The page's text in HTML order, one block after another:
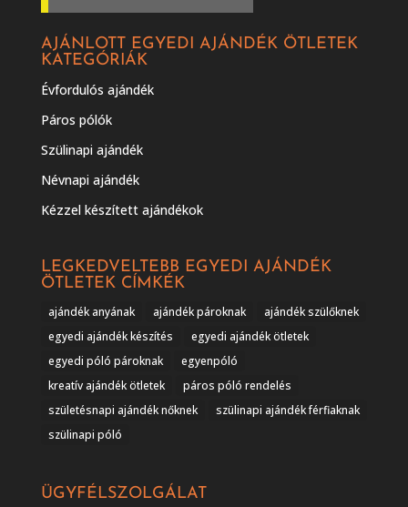
AJÁNLOTT EGYEDI AJÁNDÉK ÖTLETEK
KATEGÓRIÁK
Évfordulós ajándék
Páros pólók
Szülinapi ajándék
Névnapi ajándék
Kézzel készített ajándékok
LEGKEDVELTEBB EGYEDI AJÁNDÉK
ÖTLETEK CÍMKÉK
ajándék anyának ajándék pároknak
ajándék szülőknek
egyedi ajándék készítés
egyedi ajándék ötletek
egyedi póló pároknak
egyenpóló
kreatív ajándék ötletek
páros póló rendelés
születésnapi ajándék nőknek
szülinapi ajándék férfiaknak
szülinapi póló
ÜGYFÉLSZOLGÁLAT